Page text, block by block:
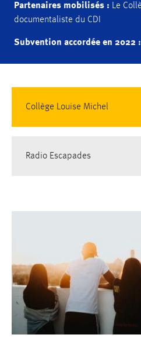
Partenaires mobilisés : Le
documentaliste du CDI
Subvention accordée en 2022 :
Collège Louise Michel
Radio Escapades